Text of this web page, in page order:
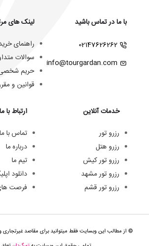
با ما در تماس باشید
02147626262
info@tourgardan.com
خدمات آنلاین
رزرو تور
رزرو هتل
رزرو تور کیش
رزرو تور مشهد
رزرو تور قشم
لینک های
راهنمای
سوالات
حریم
قوانین و
ارتباط با ما
تماس با ما
درباره ما
تیم ما
دانلود
فرصت
© از مطالب این وبسایت فقط میتوانید برای مقاصد غیرتجاری و